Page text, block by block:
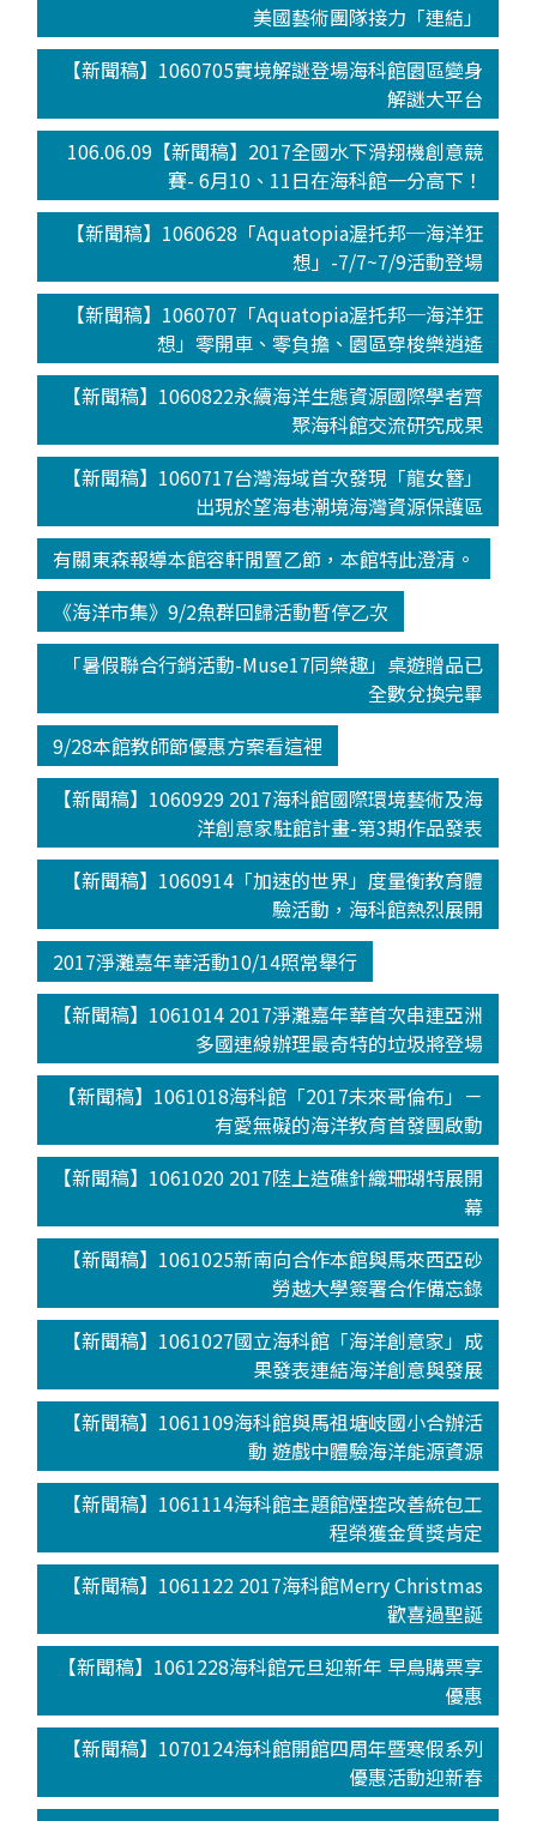
美國藝術團隊接力「連結」
【新聞稿】1060705實境解謎登場海科館園區變身
解謎大平台
106.06.09【新聞稿】2017全國水下滑翔機創意競
賽- 6月10、11日在海科館一分高下！
【新聞稿】1060628「Aquatopia渥托邦─海洋狂
想」-7/7~7/9活動登場
【新聞稿】1060707「Aquatopia渥托邦─海洋狂
想」零開車、零負擔、園區穿梭樂逍遙
【新聞稿】1060822永續海洋生態資源國際學者齊
聚海科館交流研究成果
【新聞稿】1060717台灣海域首次發現「龍女簪」
出現於望海巷潮境海灣資源保護區
有關東森報導本館容軒閒置乙節，本館特此澄清。
《海洋市集》9/2魚群回歸活動暫停乙次
「暑假聯合行銷活動-Muse17同樂趣」桌遊贈品已
全數兌換完畢
9/28本館教師節優惠方案看這裡
【新聞稿】1060929 2017海科館國際環境藝術及海
洋創意家駐館計畫-第3期作品發表
【新聞稿】1060914「加速的世界」度量衡教育體
驗活動，海科館熱烈展開
2017淨灘嘉年華活動10/14照常舉行
【新聞稿】1061014 2017淨灘嘉年華首次串連亞洲
多國連線辦理最奇特的垃圾將登場
【新聞稿】1061018海科館「2017未來哥倫布」－
有愛無礙的海洋教育首發團啟動
【新聞稿】1061020 2017陸上造礁針織珊瑚特展開
幕
【新聞稿】1061025新南向合作本館與馬來西亞砂
勞越大學簽署合作備忘錄
【新聞稿】1061027國立海科館「海洋創意家」成
果發表連結海洋創意與發展
【新聞稿】1061109海科館與馬祖塘岐國小合辦活
動 遊戲中體驗海洋能源資源
【新聞稿】1061114海科館主題館煙控改善統包工
程榮獲金質獎肯定
【新聞稿】1061122 2017海科館Merry Christmas
歡喜過聖誕
【新聞稿】1061228海科館元旦迎新年 早鳥購票享
優惠
【新聞稿】1070124海科館開館四周年暨寒假系列
優惠活動迎新春